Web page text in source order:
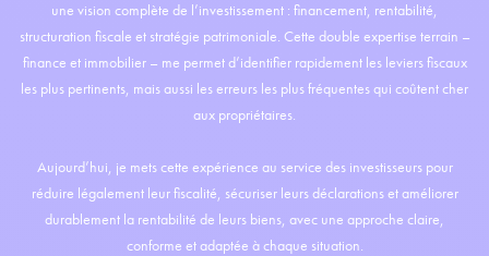
une vision complète de l’investissement : financement, rentabilité,
structuration fiscale et stratégie patrimoniale. Cette double expertise terrain –
finance et immobilier – me permet d’identifier rapidement les leviers fiscaux
les plus pertinents, mais aussi les erreurs les plus fréquentes qui coûtent cher
aux propriétaires.
Aujourd’hui, je mets cette expérience au service des investisseurs pour
réduire légalement leur fiscalité, sécuriser leurs déclarations et améliorer
durablement la rentabilité de leurs biens, avec une approche claire,
conforme et adaptée à chaque situation.